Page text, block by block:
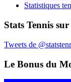
Statistiques
Stats Tennis
Tweets de
Le Bonus du